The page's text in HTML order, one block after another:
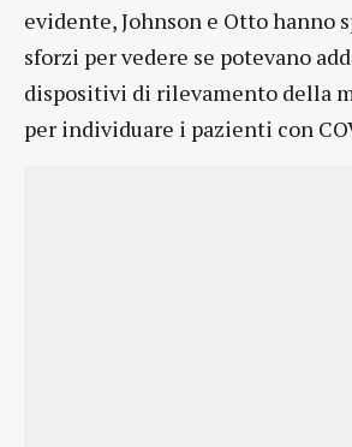
evidente, Johnson e Otto hanno
sforzi per vedere se potevano
dispositivi di rilevamento della
per individuare i pazienti con